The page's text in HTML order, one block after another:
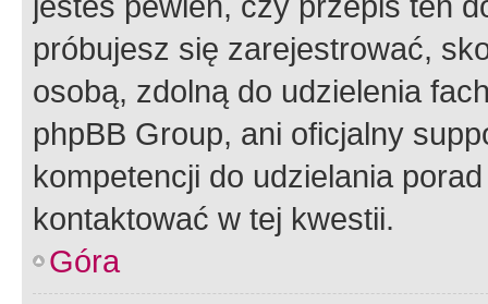
próbujesz się zarejestrować,
osobą, zdolną do udzielenia
phpBB Group, ani oficjalny
kompetencji do udzielania
kontaktować w tej kwestii.
Góra